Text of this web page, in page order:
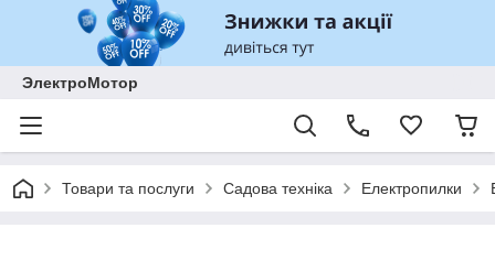
ЭлектроМотор
Товари та послуги Садова техніка Електропилки